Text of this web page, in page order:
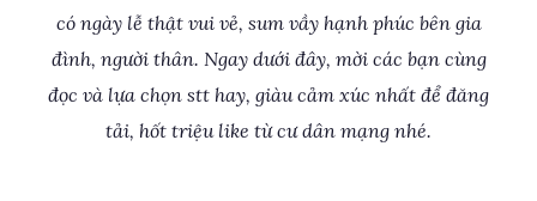
có ngày lễ thật vui vẻ, sum vầy hạnh phúc bên gia
đình, người thân. Ngay dưới đây, mời các bạn cùng
đọc và lựa chọn stt hay, giàu cảm xúc nhất để đăng
tải, hốt triệu like từ cư dân mạng nhé.